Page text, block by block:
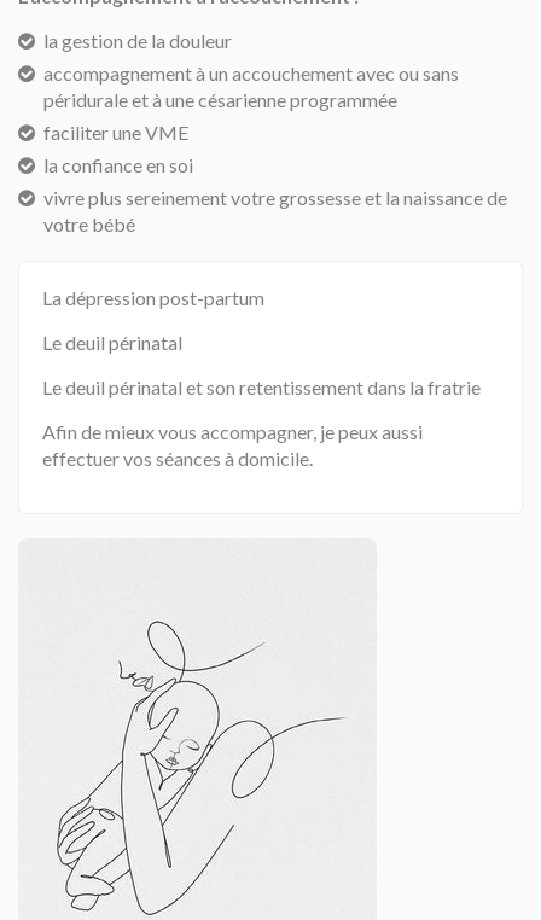
la gestion de la douleur
accompagnement à un accouchement avec ou sans
péridurale et à une césarienne programmée
faciliter une VME
la confiance en soi
vivre plus sereinement votre grossesse et la naissance de
votre bébé
La dépression post-partum
Le deuil périnatal
Le deuil périnatal et son retentissement dans la fratrie
Afin de mieux vous accompagner, je peux aussi
effectuer vos séances à domicile.